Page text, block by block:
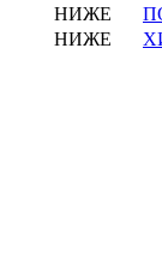
НИЖЕ
НИЖЕ